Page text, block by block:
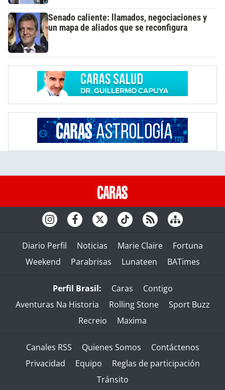
Senado caliente: llamados, negociaciones y
un mapa de aliados que se reconfigura
Diario Perfil Noticias Marie Claire
Fortuna
Weekend
Parabrisas Lunateen BATimes
Perfil Brasil: Caras
Contigo
Aventuras Na Historia
Rolling Stone
Sport Buzz
Recreio
Maxima
Canales RSS Quienes Somos
Contáctenos
Privacidad
Equipo
Reglas de participación
Tránsito